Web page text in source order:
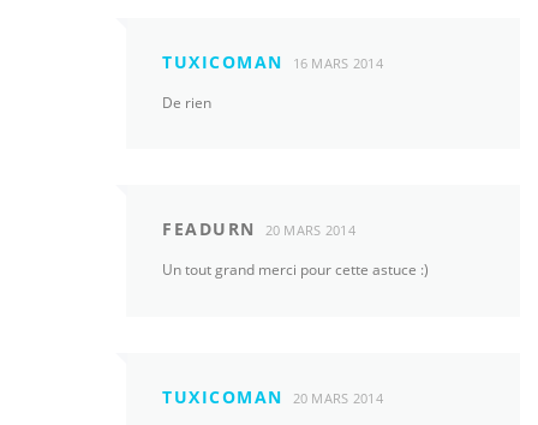
TUXICOMAN 16 MARS 2014
De rien
FEADURN 20 MARS 2014
Un tout grand merci pour cette astuce :)
TUXICOMAN 20 MARS 2014